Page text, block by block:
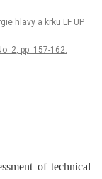
hlavy a krku LF UP
2, pp. 157-162.
of technical